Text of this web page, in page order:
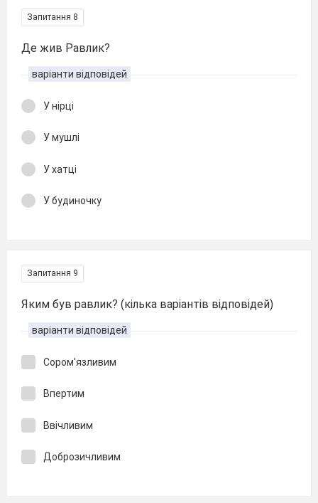
Запитання 8
Де жив Равлик?
варіанти відповідей
У нірці
У мушлі
У хатці
У будиночку
Запитання 9
Яким був равлик? (кілька варіантів відповідей)
варіанти відповідей
Сором'язливим
Впертим
Ввічливим
Доброзичливим